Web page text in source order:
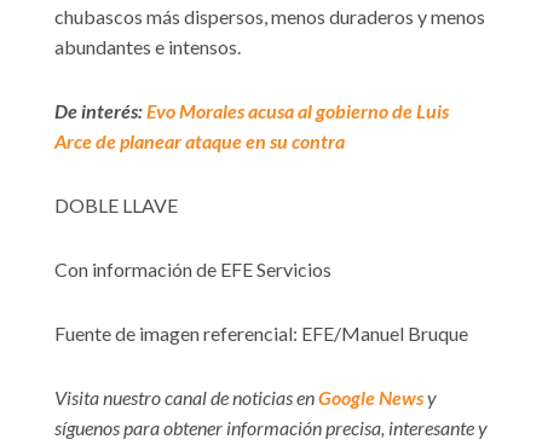
chubascos más dispersos, menos duraderos y menos
abundantes e intensos.
De interés:Evo Morales acusa al gobierno de Luis
Arce de planear ataque en su contra
DOBLE LLAVE
Con información de EFE Servicios
Fuente de imagen referencial: EFE/Manuel Bruque
Visita nuestro canal de noticias enGoogle Newsy
síguenos para obtener información precisa, interesante y